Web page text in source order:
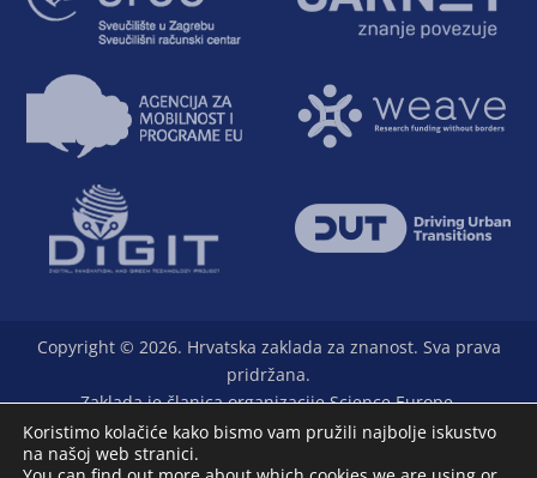
Copyright © 2026. Hrvatska zaklada za znanost. Sva prava
pridržana.
Zaklada je članica organizacije Science Europe.
Koristimo kolačiće kako bismo vam pružili najbolje iskustvo
na našoj web stranici.